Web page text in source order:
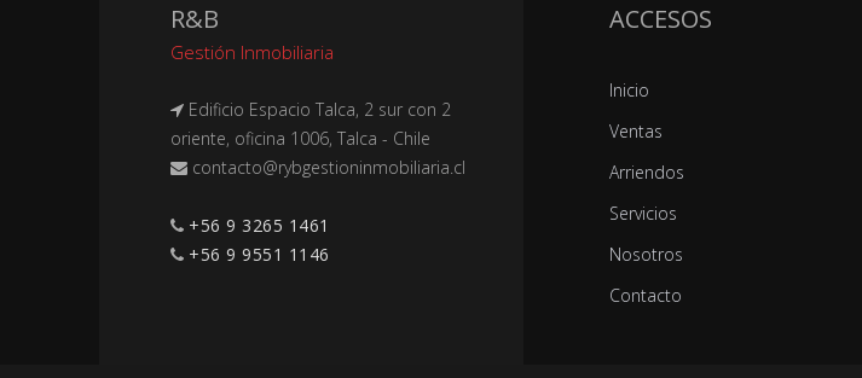
R&B
Gestión Inmobiliaria
Edificio Espacio Talca, 2 sur con 2
oriente, oficina 1006, Talca - Chile
+56 9 3265 1461
+56 9 9551 1146
ACCESOS
Inicio
Ventas
Arriendos
Servicios
Nosotros
Contacto